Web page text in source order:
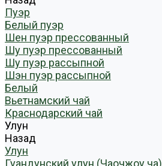
Пуэр
Белый пуэр
Шен пуэр прессованный
Шу пуэр прессованный
Шу пуэр рассыпной
Шэн пуэр рассыпной
Белый
Вьетнамский чай
Краснодарский чай
Улун
Назад
Улун
Гуандунский улун (Чаочжоу ча)